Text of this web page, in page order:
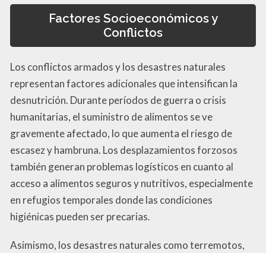
Factores Socioeconómicos y
Conflictos
Los conflictos armados y los desastres naturales
representan factores adicionales que intensifican la
desnutrición. Durante períodos de guerra o crisis
humanitarias, el suministro de alimentos se ve
gravemente afectado, lo que aumenta el riesgo de
escasez y hambruna. Los desplazamientos forzosos
también generan problemas logísticos en cuanto al
acceso a alimentos seguros y nutritivos, especialmente
en refugios temporales donde las condiciones
higiénicas pueden ser precarias.
Asimismo, los desastres naturales como terremotos,